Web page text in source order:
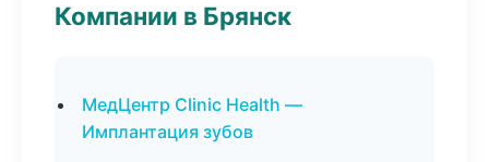
Компании в Брянск
МедЦентр Clinic Health —
Имплантация зубов